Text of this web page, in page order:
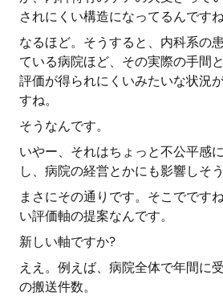
されにくい構造になってるんですね
なるほど。そうすると、内科系の
ている病院ほど、その実際の手間
評価が得られにくいみたいな状況
すね。
そうなんです。
いやー、それはちょっと不公平感
し、病院の経営とかにも影響しそう
まさにその通りです。そこでです
い評価軸の提案なんです。
新しい軸ですか?
ええ。例えば、病院全体で年間に
の搬送件数。